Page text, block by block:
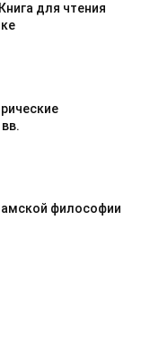
для чтения
философии